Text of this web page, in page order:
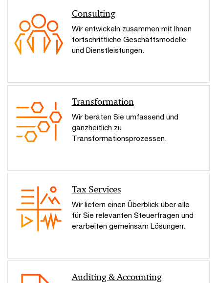
Consulting
Wir entwickeln zusammen mit Ihnen
fortschrittliche Geschäftsmodelle
und Dienstleistungen.
Transformation
Wir beraten Sie umfassend und
ganzheitlich zu
Transformationsprozessen.
Tax Services
Wir liefern einen Überblick über alle
für Sie relevanten Steuerfragen und
erarbeiten gemeinsam Lösungen.
Auditing & Accounting